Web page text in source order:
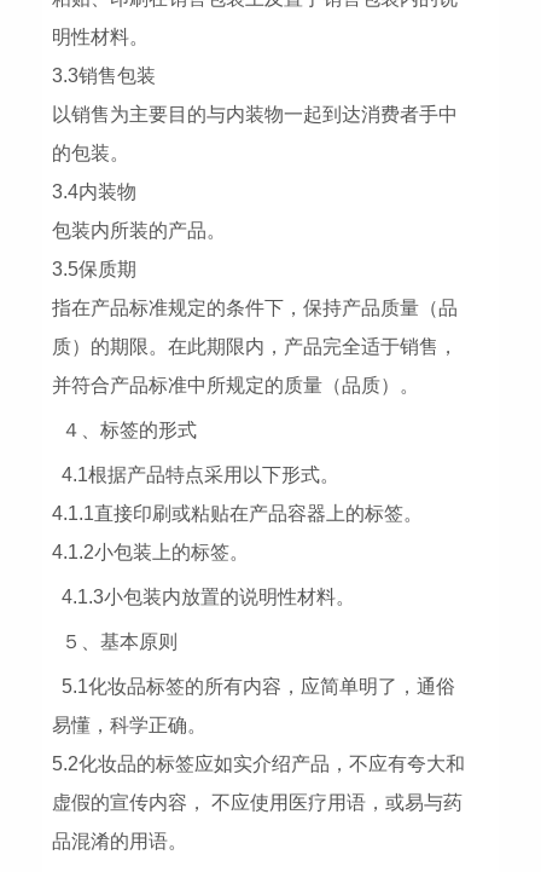
明性材料。
3.3销售包装
以销售为主要目的与内装物一起到达消费者手中
的包装。
3.4内装物
包装内所装的产品。
3.5保质期
指在产品标准规定的条件下，保持产品质量（品
质）的期限。在此期限内，产品完全适于销售，
并符合产品标准中所规定的质量（品质）。
４、标签的形式
4.1根据产品特点采用以下形式。
4.1.1直接印刷或粘贴在产品容器上的标签。
4.1.2小包装上的标签。
4.1.3小包装内放置的说明性材料。
５、基本原则
5.1化妆品标签的所有内容，应简单明了，通俗
易懂，科学正确。
5.2化妆品的标签应如实介绍产品，不应有夸大和
虚假的宣传内容， 不应使用医疗用语，或易与药
品混淆的用语。